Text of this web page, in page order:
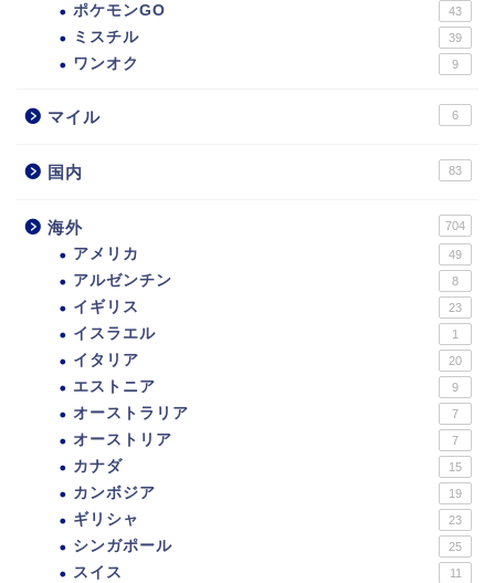
ポケモンGO 43
ミスチル 39
ワンオク 9
マイル 6
国内 83
海外 704
アメリカ 49
アルゼンチン 8
イギリス 23
イスラエル 1
イタリア 20
エストニア 9
オーストラリア 7
オーストリア 7
カナダ 15
カンボジア 19
ギリシャ 23
シンガポール 25
スイス 11